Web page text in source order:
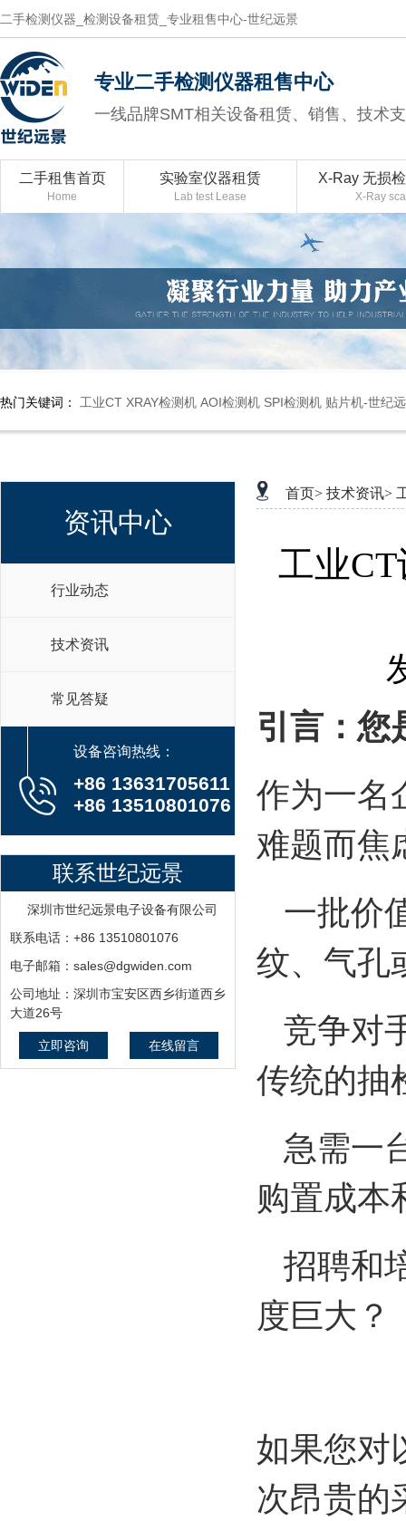
二手检测仪器_检测设备租赁_专业租售中心-世纪远景
专业二手检测仪器租售中心
一线品牌SMT相关设备租赁、销售、技术
二手租售首页
Home
实验室仪器租赁
Lab test Lease
X-Ray 无损
X-Ray
热门关键词： 工业CT XRAY检测机 AOI检测机 SPI检测机 贴片机-世纪
资讯中心
行业动态
技术资讯
常见答疑
设备咨询热线：
+86 13631705611
+86 13510801076
联系世纪远景
深圳市世纪远景电子设备有限公司
联系电话：+86 13510801076
电子邮箱：sales@dgwiden.com
公司地址：深圳市宝安区西乡街道西乡
大道26号
立即咨询 在线留言
首页> 技术资讯>
工业CT
引言：您
作为一名
难题而焦
一批价
纹、气孔
竞争对
传统的抽
急需一
购置成本
招聘和
度巨大？
如果您对
次昂贵的